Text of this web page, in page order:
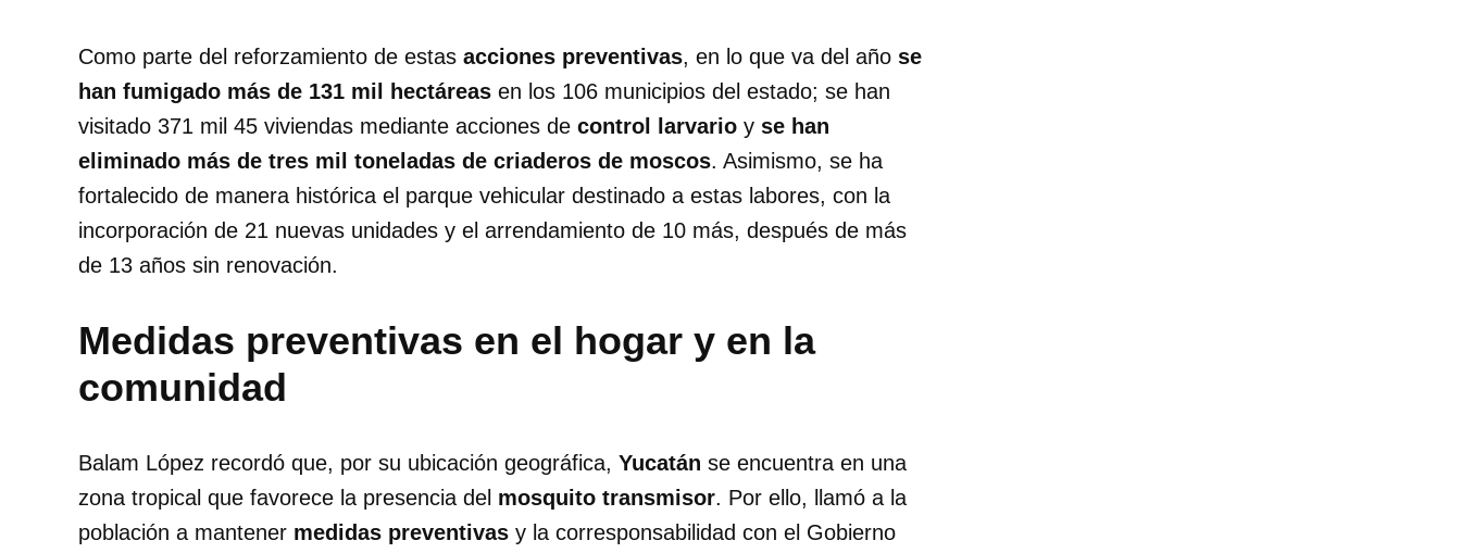
Como parte del reforzamiento de estas acciones preventivas, en lo que va del año se
han fumigado más de 131 mil hectáreas en los 106 municipios del estado; se han
visitado 371 mil 45 viviendas mediante acciones de control larvario y se han
eliminado más de tres mil toneladas de criaderos de moscos. Asimismo, se ha
fortalecido de manera histórica el parque vehicular destinado a estas labores, con la
incorporación de 21 nuevas unidades y el arrendamiento de 10 más, después de más
de 13 años sin renovación.
Medidas preventivas en el hogar y en la
comunidad
Balam López recordó que, por su ubicación geográfica, Yucatán se encuentra en una
zona tropical que favorece la presencia del mosquito transmisor. Por ello, llamó a la
población a mantener medidas preventivas y la corresponsabilidad con el Gobierno